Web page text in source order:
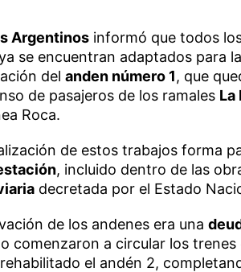
Argentinosinformó que todos
se encuentran adaptados para
del anden número 1, que
de pasajeros de los ramales La
Roca.
de estos trabajos forma
, incluido dentro de las
decretada por el Estado
de los andenes era una
comenzaron a circular los
el andén 2,